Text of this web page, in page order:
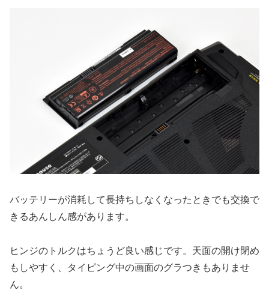
バッテリーが消耗して長持ちしなくなったときでも交換で
きるあんしん感があります。
ヒンジのトルクはちょうど良い感じです。天面の開け閉め
もしやすく、タイピング中の画面のグラつきもありませ
ん。